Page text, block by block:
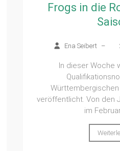
Frogs in die
Ena Seibert –
In dieser Woche
veröffentlicht. Von den
im Februar